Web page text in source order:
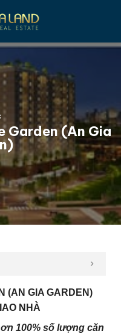
Garden (An Gia
(AN GIA GARDEN)
NHÀ
100% số lượng căn